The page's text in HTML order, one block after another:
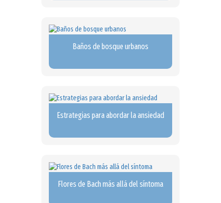
Baños de bosque urbanos
Estrategias para abordar la ansiedad
Flores de Bach más allá del síntoma